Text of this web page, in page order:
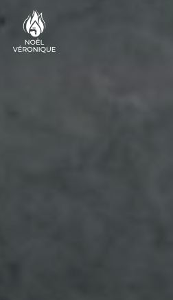
Panel zarządzania plikami cookies